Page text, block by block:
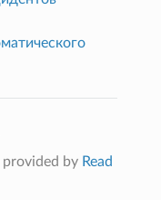
provided by Read